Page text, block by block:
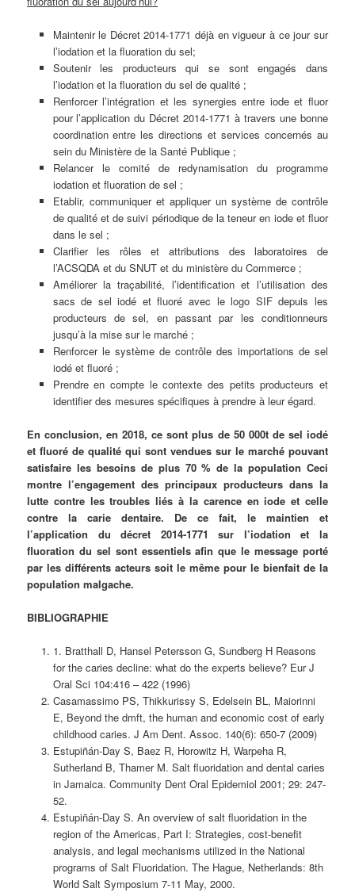
Maintenir le Décret 2014-1771 déjà en vigueur à ce jour sur
l’iodation et la fluoration du sel;
Soutenir les producteurs qui se sont engagés dans
l’iodation et la fluoration du sel de qualité ;
Renforcer l’intégration et les synergies entre iode et fluor
pour l’application du Décret 2014-1771 à travers une bonne
coordination entre les directions et services concernés au
sein du Ministère de la Santé Publique ;
Relancer le comité de redynamisation du programme
iodation et fluoration de sel ;
Etablir, communiquer et appliquer un système de contrôle
de qualité et de suivi périodique de la teneur en iode et fluor
dans le sel ;
Clarifier les rôles et attributions des laboratoires de
l’ACSQDA et du SNUT et du ministère du Commerce ;
Améliorer la traçabilité, l’identification et l’utilisation des
sacs de sel iodé et fluoré avec le logo SIF depuis les
producteurs de sel, en passant par les conditionneurs
jusqu’à la mise sur le marché ;
Renforcer le système de contrôle des importations de sel
iodé et fluoré ;
Prendre en compte le contexte des petits producteurs et
identifier des mesures spécifiques à prendre à leur égard.
En conclusion, en 2018, ce sont plus de 50 000t de sel iodé
et fluoré de qualité qui sont vendues sur le marché pouvant
satisfaire les besoins de plus 70 % de la population Ceci
montre l’engagement des principaux producteurs dans la
lutte contre les troubles liés à la carence en iode et celle
contre la carie dentaire. De ce fait, le maintien et
l’application du décret 2014-1771 sur l’iodation et la
fluoration du sel sont essentiels afin que le message porté
par les différents acteurs soit le même pour le bienfait de la
population malgache.
BIBLIOGRAPHIE
1. Bratthall D, Hansel Petersson G, Sundberg H Reasons
for the caries decline: what do the experts believe? Eur J
Oral Sci 104:416 – 422 (1996)
Casamassimo PS, Thikkurissy S, Edelsein BL, Maiorinni
E, Beyond the dmft, the human and economic cost of early
childhood caries. J Am Dent. Assoc. 140(6): 650-7 (2009)
Estupiñán-Day S, Baez R, Horowitz H, Warpeha R,
Sutherland B, Thamer M. Salt fluoridation and dental caries
in Jamaica. Community Dent Oral Epidemiol 2001; 29: 247-
52.
Estupiñán-Day S. An overview of salt fluoridation in the
region of the Americas, Part I: Strategies, cost-benefit
analysis, and legal mechanisms utilized in the National
programs of Salt Fluoridation. The Hague, Netherlands: 8th
World Salt Symposium 7-11 May, 2000.